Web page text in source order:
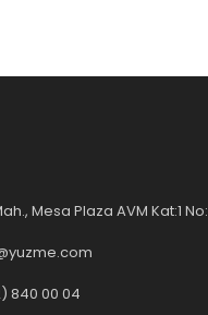
Mesa Plaza AVM Kat:1
840 00 04